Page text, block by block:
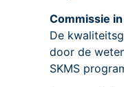
Commissie
De
door de
SKMS